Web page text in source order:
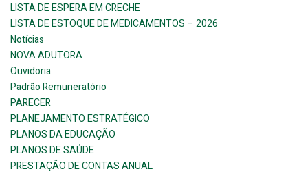
LISTA DE ESPERA EM CRECHE
LISTA DE ESTOQUE DE MEDICAMENTOS – 2026
Notícias
NOVA ADUTORA
Ouvidoria
Padrão Remuneratório
PARECER
PLANEJAMENTO ESTRATÉGICO
PLANOS DA EDUCAÇÃO
PLANOS DE SAÚDE
PRESTAÇÃO DE CONTAS ANUAL